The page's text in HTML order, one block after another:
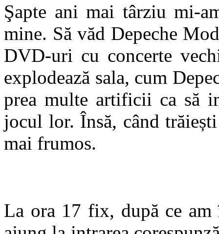
Şapte ani mai târziu mi-
mine. Să văd Depeche
DVD-uri cu concerte
explodează sala, cum
prea multe artificii ca să
jocul lor. Însă, când
mai frumos.
La ora 17 fix, după ce am